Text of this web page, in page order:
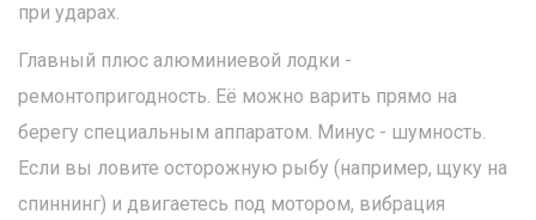
при ударах.
Главный плюс алюминиевой лодки -
ремонтопригодность. Её можно варить прямо на
берегу специальным аппаратом. Минус - шумность.
Если вы ловите осторожную рыбу (например, щуку на
спиннинг) и двигаетесь под мотором, вибрация